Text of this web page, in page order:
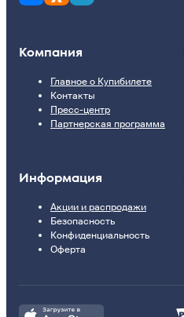
Компания
Главное о Купибилете
Контакты
Пресс-центр
Партнерская программа
Информация
Акции и распродажи
Безопасность
Конфиденциальность
Оферта